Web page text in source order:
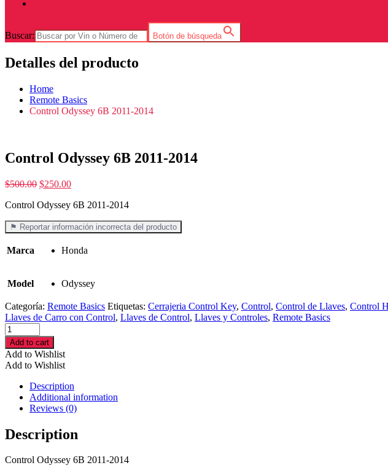
Buscar: Botón de búsqueda
Detalles del producto
Home
Remote Basics
Control Odyssey 6B 2011-2014
Control Odyssey 6B 2011-2014
$500.00 $250.00
Control Odyssey 6B 2011-2014
⚑ Reportar información incorrecta del producto
Marca Honda
Model Odyssey
Categoría: Remote Basics Etiquetas: Cerrajeria Control Key, Control, Control de Llaves, Control
Llaves de Carro con Control, Llaves de Control, Llaves y Controles, Remote Basics
Control
Odyssey
6B
2011-
2014
cantidad
Add to cart
Add to Wishlist
Add to Wishlist
Description
Additional information
Reviews (0)
Description
Control Odyssey 6B 2011-2014